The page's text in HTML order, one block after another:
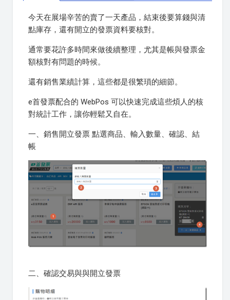
今天在展場辛苦的賣了一天產品，結束後要算錢與清
點庫存，還有開立的發票資料要核對。
通常要花許多時間來做後續整理，尤其是帳與發票金
額核對有問題的時候。
還有銷售業績計算，這些都是很繁瑣的細節。
e首發票配合的 WebPos 可以快速完成這些煩人的核
對統計工作，讓你輕鬆又自在。
一、銷售開立發票 點選商品、輸入數量、確認、結
帳
二、確認交易與與開立發票